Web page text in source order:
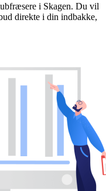
i Skagen. Du vil
direkte i din indbakke,